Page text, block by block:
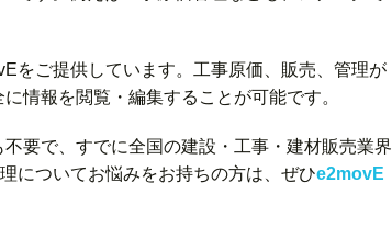
をご提供しています。工事原価、販売、管理が
情報を閲覧・編集することが可能です。
要で、すでに全国の建設・工事・建材販売業界
についてお悩みをお持ちの方は、ぜひe2movE